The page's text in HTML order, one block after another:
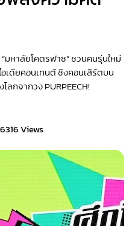
หาลัยโคตรฟาซ” ชวนคนรุ่นใหม่
เดียคอนเทนต์ ชิงคอนเสิร์ตบน
กจากวง PURPEECH!
316 Views